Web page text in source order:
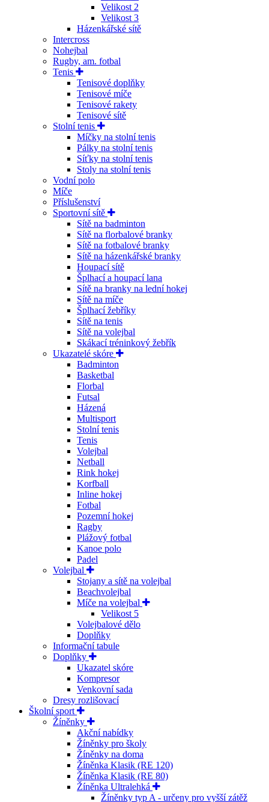
Velikost 2
Velikost 3
Házenkářské sítě
Intercross
Nohejbal
Rugby, am. fotbal
Tenis
Tenisové doplňky
Tenisové míče
Tenisové rakety
Tenisové sítě
Stolní tenis
Míčky na stolní tenis
Pálky na stolní tenis
Síťky na stolní tenis
Stoly na stolní tenis
Vodní polo
Míče
Příslušenství
Sportovní sítě
Sítě na badminton
Sítě na florbalové branky
Sítě na fotbalové branky
Sítě na házenkářské branky
Houpací sítě
Šplhací a houpací lana
Sítě na branky na lední hokej
Sítě na míče
Šplhací žebříky
Sítě na tenis
Sítě na volejbal
Skákací tréninkový žebřík
Ukazatelé skóre
Badminton
Basketbal
Florbal
Futsal
Házená
Multisport
Stolní tenis
Tenis
Volejbal
Netball
Rink hokej
Korfball
Inline hokej
Fotbal
Pozemní hokej
Ragby
Plážový fotbal
Kanoe polo
Padel
Volejbal
Stojany a sítě na volejbal
Beachvolejbal
Míče na volejbal
Velikost 5
Volejbalové dělo
Doplňky
Informační tabule
Doplňky
Ukazatel skóre
Kompresor
Venkovní sada
Dresy rozlišovací
Školní sport
Žíněnky
Akční nabídky
Žíněnky pro školy
Žíněnky na doma
Žíněnka Klasik (RE 120)
Žíněnka Klasik (RE 80)
Žíněnka Ultralehká
Žíněnky typ A - určeny pro vyšší zátěž